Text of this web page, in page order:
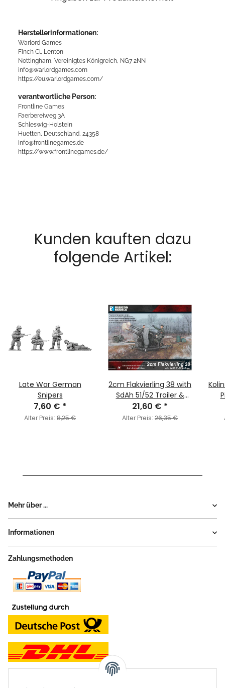
Herstellerinformationen:
Warlord Games
Finch Cl, Lenton
Nottingham, Vereinigtes Königreich, NG7 2NN
info@warlordgames.com
https://eu.warlordgames.com/
verantwortliche Person:
Frontline Games
Faerbereiweg 3A
Schleswig-Holstein
Huetten, Deutschland, 24358
info@frontlinegames.de
https://www.frontlinegames.de/
Kunden kauften dazu
folgende Artikel:
Late War German
Snipers
7,60 € *
Alter Preis: 8,25 €
2cm Flakvierling 38 with
SdAh 51/52 Trailer &
Crew
21,60 € *
Alter Preis: 26,35 €
Mehr über ...
Informationen
Zahlungsmethoden